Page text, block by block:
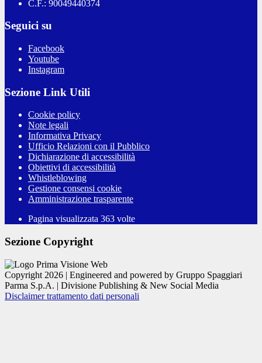
C.F.: 90049440374
Seguici su
Facebook
Youtube
Instagram
Sezione Link Utili
Cookie policy
Note legali
Informativa Privacy
Ufficio Relazioni con il Pubblico
Dichiarazione di accessibilità
Obiettivi di accessibilità
Whistleblowing
Gestione consensi cookie
Amministrazione trasparente
Pagina visualizzata 363 volte
Sezione Copyright
Copyright 2026 | Engineered and powered by Gruppo Spaggiari
Parma S.p.A. | Divisione Publishing & New Social Media
Disclaimer trattamento dati personali